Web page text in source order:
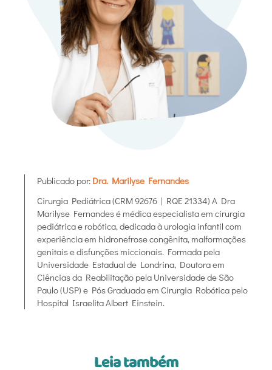
Publicado por: Dra. Marilyse Fernandes
Cirurgia Pediátrica (CRM 92676 | RQE 21334) A Dra
Marilyse Fernandes é médica especialista em cirurgia
pediátrica e robótica, dedicada à urologia infantil com
experiência em hidronefrose congênita, malformações
genitais e disfunções miccionais. Formada pela
Universidade Estadual de Londrina, Doutora em
Ciências da Reabilitação pela Universidade de São
Paulo (USP) e Pós Graduada em Cirurgia Robótica pelo
Hospital Israelita Albert Einstein.
Leia também